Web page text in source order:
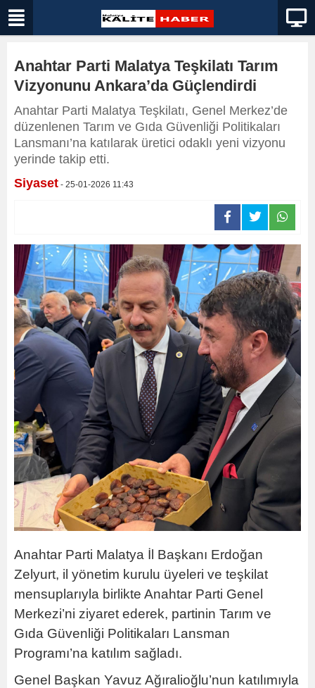
Anahtar Parti Malatya Teşkilatı Tarım
Vizyonunu Ankara’da Güçlendirdi
Anahtar Parti Malatya Teşkilatı, Genel Merkez’de
düzenlenen Tarım ve Gıda Güvenliği Politikaları
Lansmanı’na katılarak üretici odaklı yeni vizyonu
yerinde takip etti.
Siyaset - 25-01-2026 11:43
Anahtar Parti Malatya İl Başkanı Erdoğan
Zelyurt, il yönetim kurulu üyeleri ve teşkilat
mensuplarıyla birlikte Anahtar Parti Genel
Merkezi’ni ziyaret ederek, partinin Tarım ve
Gıda Güvenliği Politikaları Lansman
Programı’na katılım sağladı.
Genel Başkan Yavuz Ağıralioğlu’nun katılımıyla